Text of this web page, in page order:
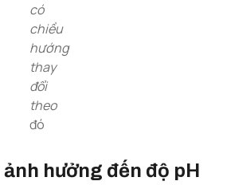
có
chiều
hướng
thay
đổi
theo
đó
ảnh hưởng đến độ pH